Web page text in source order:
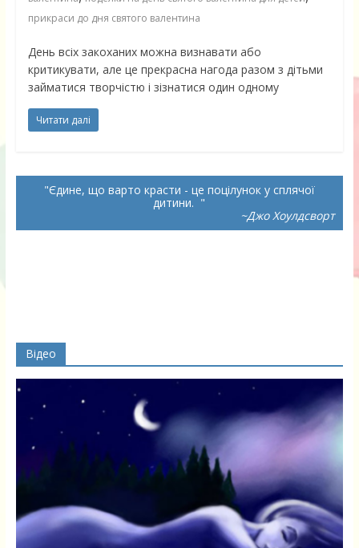
прикраси до дня святого валентина
День всіх закоханих можна визнавати або
критикувати, але це прекрасна нагода разом з дітьми
займатися творчістю і зізнатися один одному
Читати далі
Єдине, що варто красти - це поцілунок у сплячої
дитини.
~Джо Хоулдсворт
Відео